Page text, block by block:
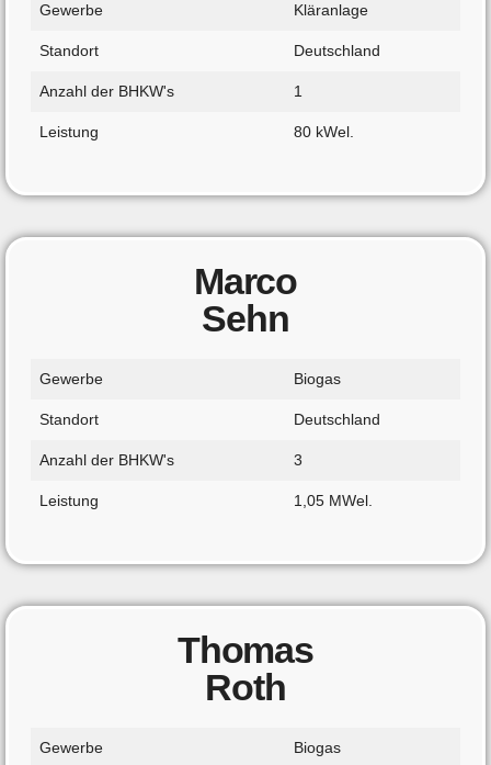
Gewerbe Kläranlage
Standort Deutschland
Anzahl der BHKW's 1
Leistung 80 kWel.
Marco
Sehn
Gewerbe Biogas
Standort Deutschland
Anzahl der BHKW's 3
Leistung 1,05 MWel.
Thomas
Roth
Gewerbe Biogas